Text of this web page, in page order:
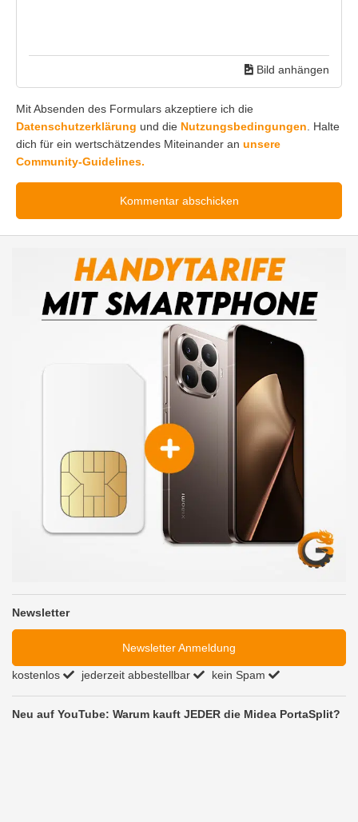
Bild anhängen
Mit Absenden des Formulars akzeptiere ich die
Datenschutzerklärung und die Nutzungsbedingungen. Halte
dich für ein wertschätzendes Miteinander an unsere
Community-Guidelines.
Newsletter
Newsletter Anmeldung
kostenlos jederzeit abbestellbar kein Spam
Neu auf YouTube: Warum kauft JEDER die Midea PortaSplit?